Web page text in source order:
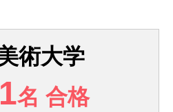
術大学
1名 合格